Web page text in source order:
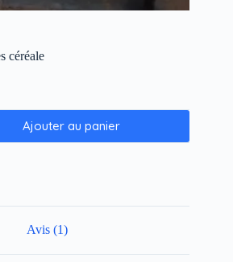
céréale
Ajouter au panier
Avis (1)